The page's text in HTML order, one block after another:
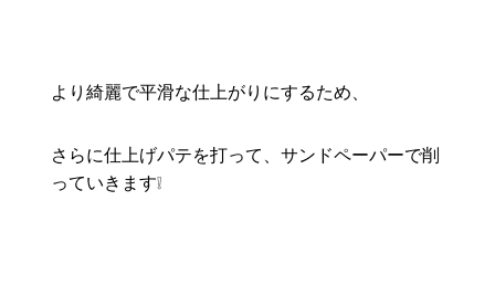
より綺麗で平滑な仕上がりにするため、
さらに仕上げパテを打って、サンドペーパーで削
っていきます❕